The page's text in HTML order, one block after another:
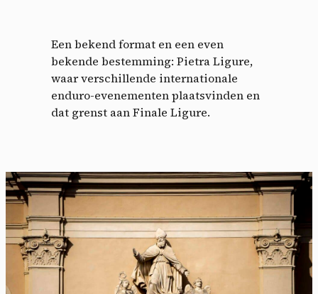
Een bekend format en een even
bekende bestemming: Pietra Ligure,
waar verschillende internationale
enduro-evenementen plaatsvinden en
dat grenst aan Finale Ligure.